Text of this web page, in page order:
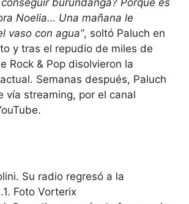
Noelia… Una mañana le
vaso con agua”, soltó Paluch en
y tras el repudio de miles de
Rock & Pop disolvieron la
Semanas después, Paluch
vía streaming, por el canal